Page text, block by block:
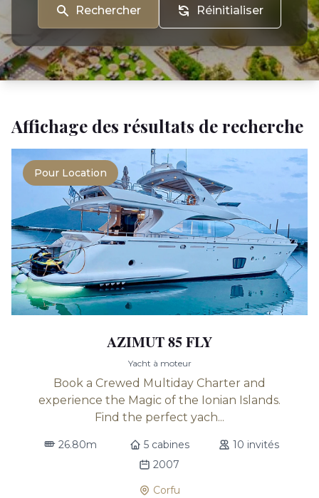
Rechercher Réinitialiser
Affichage des résultats de recherche
Pour Location
AZIMUT 85 FLY
Yacht à moteur
Book a Crewed Multiday Charter and
experience the Magic of the Ionian Islands.
Find the perfect yach...
26.80m 5 cabines
10 invités
2007
Corfu